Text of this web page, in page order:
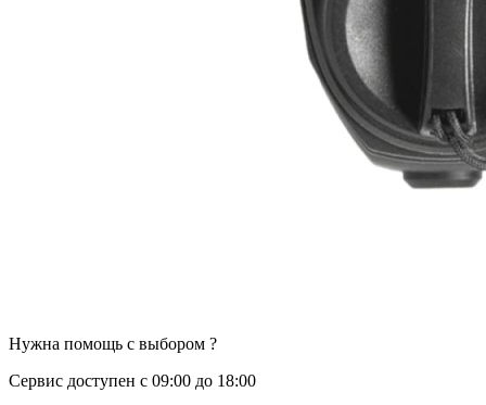
Нужна помощь с выбором ?
Сервис доступен с 09:00 до 18:00